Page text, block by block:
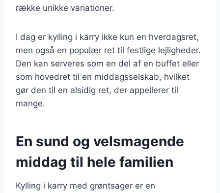
række unikke variationer.
I dag er kylling i karry ikke kun en hverdagsret,
men også en populær ret til festlige lejligheder.
Den kan serveres som en del af en buffet eller
som hovedret til en middagsselskab, hvilket
gør den til en alsidig ret, der appellerer til
mange.
En sund og velsmagende
middag til hele familien
Kylling i karry med grøntsager er en